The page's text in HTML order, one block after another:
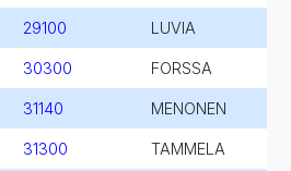
29100 LUVIA
30300 FORSSA
31140 MENONEN
31300 TAMMELA